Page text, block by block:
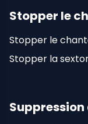
Stopper le
Stopper le
Stopper la